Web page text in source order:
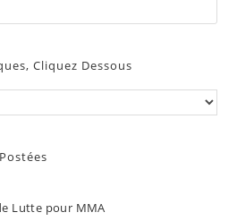
the
Cliquez Dessous
Lutte pour MMA